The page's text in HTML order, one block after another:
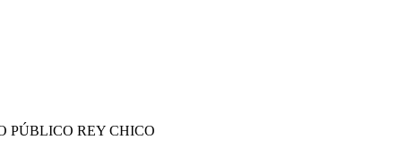
PÚBLICO REY CHICO